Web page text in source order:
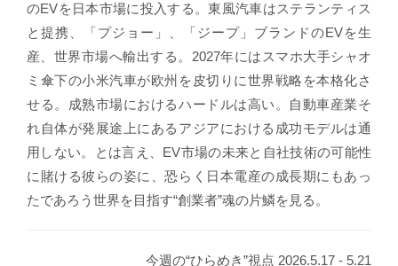
のEVを日本市場に投入する。東風汽車はステランティス
と提携、「プジョー」、「ジープ」ブランドのEVを生
産、世界市場へ輸出する。2027年にはスマホ大手シャオ
ミ傘下の小米汽車が欧州を皮切りに世界戦略を本格化さ
せる。成熟市場におけるハードルは高い。自動車産業そ
れ自体が発展途上にあるアジアにおける成功モデルは通
用しない。とは言え、EV市場の未来と自社技術の可能性
に賭ける彼らの姿に、恐らく日本電産の成長期にもあっ
たであろう世界を目指す“創業者”魂の片鱗を見る。
今週の“ひらめき”視点 2026.5.17 - 5.21